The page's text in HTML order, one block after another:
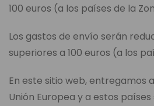
100 euros (a los países de la
Los gastos de envío serán
superiores a 100 euros (a los
En este sitio web, entregamos
Unión Europea y a estos